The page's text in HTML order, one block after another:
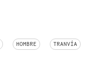
HOMBRE TRANVÍA